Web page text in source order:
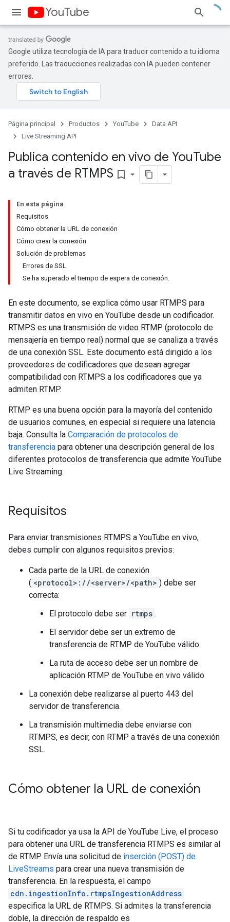
YouTube
Google utiliza tecnología de IA para traducir contenido a tu idioma
preferido. Las traducciones realizadas con IA pueden contener
errores.
Página principal Productos YouTube
Data API
Live Streaming API
Publica contenido en vivo de YouTube
a través de RTMPS bookmark_border
En esta página
Requisitos
Cómo obtener la URL de conexión
Cómo crear la conexión
Solución de problemas
Errores de SSL
Se ha superado el tiempo de espera de conexión.
En este documento, se explica cómo usar RTMPS para
transmitir datos en vivo en YouTube desde un codificador.
RTMPS es una transmisión de video RTMP (protocolo de
mensajería en tiempo real) normal que se canaliza a través
de una conexión SSL. Este documento está dirigido a los
proveedores de codificadores que desean agregar
compatibilidad con RTMPS a los codificadores que ya
admiten RTMP.
RTMP es una buena opción para la mayoría del contenido
de usuarios comunes, en especial si requiere una latencia
baja. Consulta la Comparación de protocolos de
transferencia para obtener una descripción general de los
diferentes protocolos de transferencia que admite YouTube
Live Streaming.
Requisitos
Para enviar transmisiones RTMPS a YouTube en vivo,
debes cumplir con algunos requisitos previos:
Cada parte de la URL de conexión
( <protocol>://<server>/<path> ) debe ser
correcta:
El protocolo debe ser rtmps .
El servidor debe ser un extremo de
transferencia de RTMP de YouTube válido.
La ruta de acceso debe ser un nombre de
aplicación RTMP de YouTube en vivo válido.
La conexión debe realizarse al puerto 443 del
servidor de transferencia.
La transmisión multimedia debe enviarse con
RTMPS, es decir, con RTMP a través de una conexión
SSL.
Cómo obtener la URL de conexión
Si tu codificador ya usa la API de YouTube Live, el proceso
para obtener una URL de transferencia RTMPS es similar al
de RTMP. Envía una solicitud de inserción (POST) de
LiveStreams para crear una nueva transmisión de
transferencia. En la respuesta, el campo
cdn.ingestionInfo.rtmpsIngestionAddress
especifica la URL de RTMPS. Si admites la transferencia
doble, la dirección de respaldo es